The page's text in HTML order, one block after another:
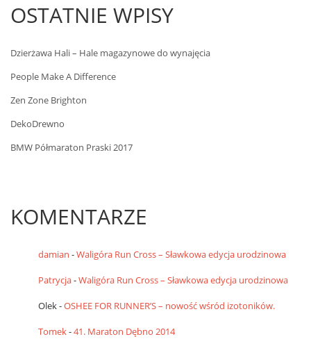
OSTATNIE WPISY
Dzierżawa Hali – Hale magazynowe do wynajęcia
People Make A Difference
Zen Zone Brighton
DekoDrewno
BMW Półmaraton Praski 2017
KOMENTARZE
damian -Waligóra Run Cross – Sławkowa edycja urodzinowa
Patrycja-Waligóra Run Cross – Sławkowa edycja urodzinowa
Olek-OSHEE FOR RUNNER’S – nowość wśród izotoników.
Tomek-41. Maraton Dębno 2014